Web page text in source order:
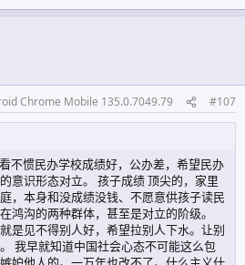
Chrome Mobile 135.0.7049.79 #107
不惯民办学校成绩好，公办差，希望民办
意识形态对立。 孩子成绩 顶尖的，家里
，本身和没成绩没钱、不愿意供孩子读民
鸿沟的两种群体，甚至是对立的阶级。
是见不得别人好，希望拉别人下水。让别
我早就知道中国社会心态不可能这么包